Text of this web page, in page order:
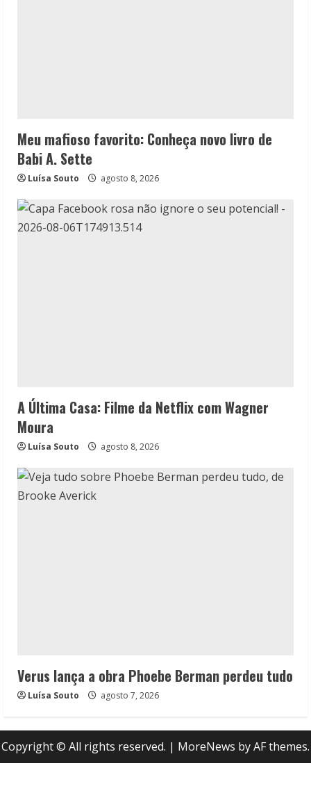
Meu mafioso favorito: Conheça novo livro de
Babi A. Sette
Luísa Souto agosto 8, 2026
A Última Casa: Filme da Netflix com Wagner
Moura
Luísa Souto agosto 8, 2026
Verus lança a obra Phoebe Berman perdeu tudo
Luísa Souto agosto 7, 2026
Copyright © All rights reserved. | MoreNews by AF themes.